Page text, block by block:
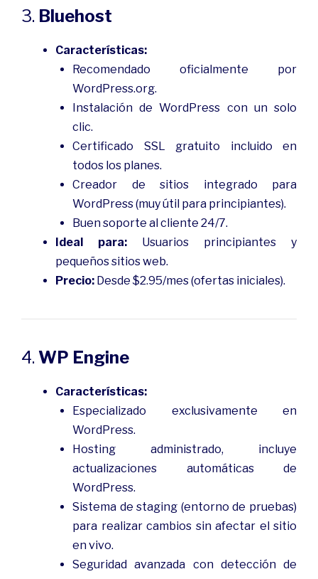
3. Bluehost
Características:
Recomendado oficialmente por
WordPress.org.
Instalación de WordPress con un solo
clic.
Certificado SSL gratuito incluido en
todos los planes.
Creador de sitios integrado para
WordPress (muy útil para principiantes).
Buen soporte al cliente 24/7.
Ideal para: Usuarios principiantes y
pequeños sitios web.
Precio: Desde $2.95/mes (ofertas iniciales).
4. WP Engine
Características:
Especializado exclusivamente en
WordPress.
Hosting administrado, incluye
actualizaciones automáticas de
WordPress.
Sistema de staging (entorno de pruebas)
para realizar cambios sin afectar el sitio
en vivo.
Seguridad avanzada con detección de